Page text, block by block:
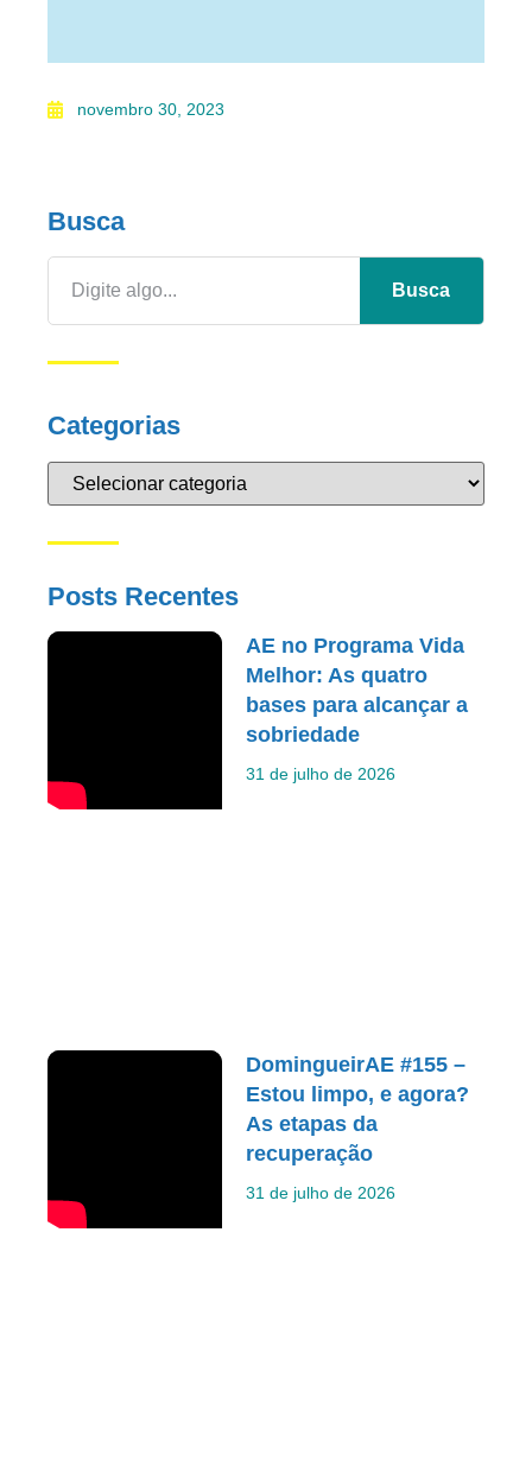
novembro 30, 2023
Busca
Busca
Categorias
Posts Recentes
AE no Programa Vida
Melhor: As quatro
bases para alcançar a
sobriedade
31 de julho de 2026
DomingueirAE #155 –
Estou limpo, e agora?
As etapas da
recuperação
31 de julho de 2026